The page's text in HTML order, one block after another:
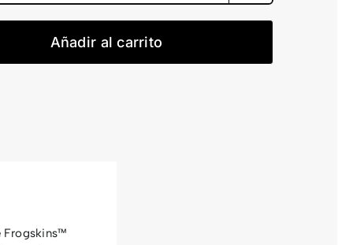
Lentes
Añadir al carrito
Frogskins™